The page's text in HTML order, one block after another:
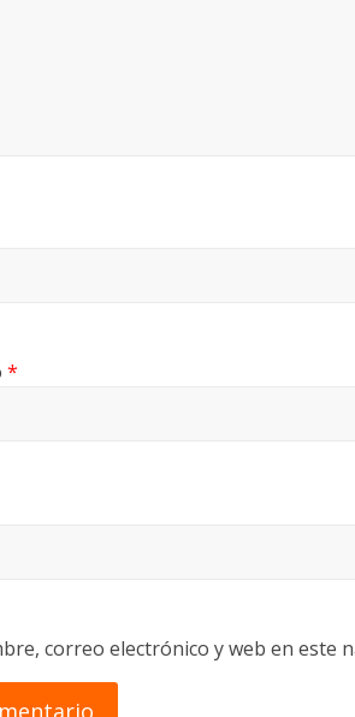
*
correo electrónico y web en este